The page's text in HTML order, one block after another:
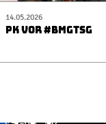
14.05.2026
PK VOR #BMGTSG